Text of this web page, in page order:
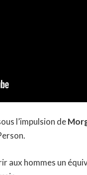
l’impulsion de
aux hommes un